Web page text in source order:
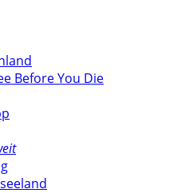
Before You Die